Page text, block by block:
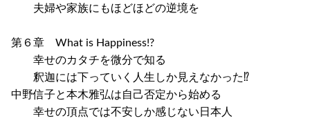
夫婦や家族にもほどほどの逆境を
第６章 What is Happiness!?
幸せのカタチを微分で知る
釈迦には下っていく人生しか見えなかった⁉
中野信子と本木雅弘は自己否定から始める
幸せの頂点では不安しか感じない日本人